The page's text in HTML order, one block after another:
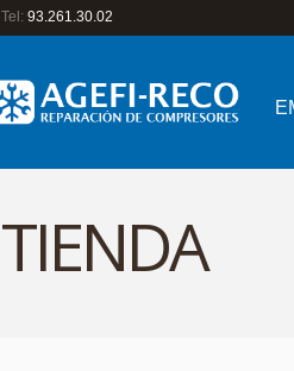
Tel: 93.261.30.02
TIENDA